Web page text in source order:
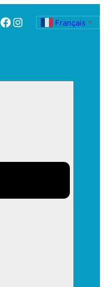
Facebook
InstagramFrançais ▼